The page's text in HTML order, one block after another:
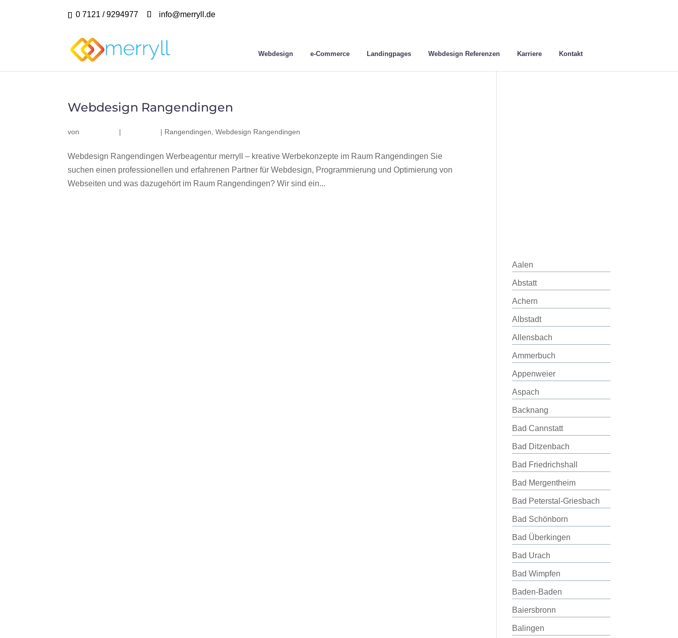
0 7121 / 9294977 info@merryll.de
Webdesign e-Commerce Landingpages Webdesign Referenzen Karriere Kontakt
Webdesign Rangendingen
von | | Rangendingen ,Webdesign Rangendingen
Webdesign Rangendingen Werbeagentur merryll – kreative Werbekonzepte im Raum Rangendingen Sie
suchen einen professionellen und erfahrenen Partner für Webdesign, Programmierung und Optimierung von
Webseiten und was dazugehört im Raum Rangendingen? Wir sind ein...
Aalen
Abstatt
Achern
Albstadt
Allensbach
Ammerbuch
Appenweier
Aspach
Backnang
Bad Cannstatt
Bad Ditzenbach
Bad Friedrichshall
Bad Mergentheim
Bad Peterstal-Griesbach
Bad Schönborn
Bad Überkingen
Bad Urach
Bad Wimpfen
Baden-Baden
Baiersbronn
Balingen